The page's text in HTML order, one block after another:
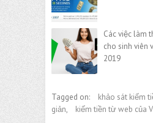
Các việc làm
cho sinh viên
2019
Tagged on: khảo sát kiếm
giản, kiếm tiền từ web của